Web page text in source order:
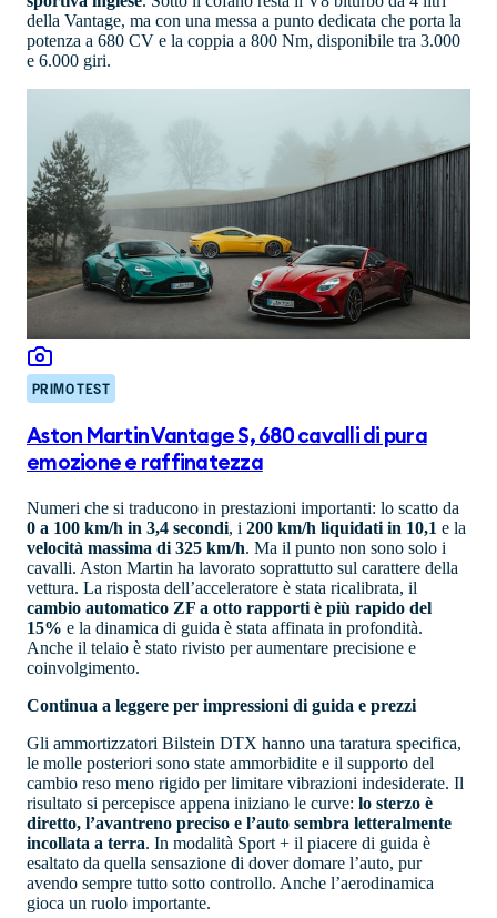
della Vantage, ma con una messa a punto dedicata che porta la
potenza a 680 CV e la coppia a 800 Nm, disponibile tra 3.000
e 6.000 giri.
PRIMO TEST
Aston Martin Vantage S, 680 cavalli di pura
emozione e raffinatezza
Numeri che si traducono in prestazioni importanti: lo scatto da
0 a 100 km/h in 3,4 secondi, i 200 km/h liquidati in 10,1 e la
velocità massima di 325 km/h. Ma il punto non sono solo i
cavalli. Aston Martin ha lavorato soprattutto sul carattere della
vettura. La risposta dell’acceleratore è stata ricalibrata, il
cambio automatico ZF a otto rapporti è più rapido del
15% e la dinamica di guida è stata affinata in profondità.
Anche il telaio è stato rivisto per aumentare precisione e
coinvolgimento.
Continua a leggere per impressioni di guida e prezzi
Gli ammortizzatori Bilstein DTX hanno una taratura specifica,
le molle posteriori sono state ammorbidite e il supporto del
cambio reso meno rigido per limitare vibrazioni indesiderate. Il
risultato si percepisce appena iniziano le curve: lo sterzo è
diretto, l’avantreno preciso e l’auto sembra letteralmente
incollata a terra. In modalità Sport + il piacere di guida è
esaltato da quella sensazione di dover domare l’auto, pur
avendo sempre tutto sotto controllo. Anche l’aerodinamica
gioca un ruolo importante.